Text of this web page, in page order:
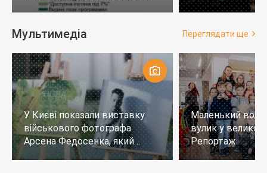
років
тих, хто не
Мультимедіа Переглядати ще
У Києві показали виставку
військового фотографа
Арсена Федосенка, який
загинув на війні
Маленький
вулик у
Репортаж